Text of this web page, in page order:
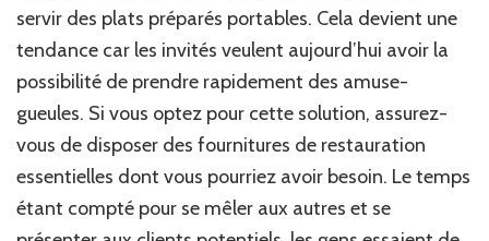
servir des plats préparés portables. Cela devient une
tendance car les invités veulent aujourd’hui avoir la
possibilité de prendre rapidement des amuse-
gueules. Si vous optez pour cette solution, assurez-
vous de disposer des fournitures de restauration
essentielles dont vous pourriez avoir besoin. Le temps
étant compté pour se mêler aux autres et se